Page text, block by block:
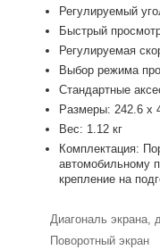
Регулируемый
Быстрый
Регулируемая
Выбор режима
Стандартные
Размеры: 242.6 x
Вес: 1.12 кг
Комплектация:
автомобильному
крепление на
Диагональ экрана,
Поворотный экран